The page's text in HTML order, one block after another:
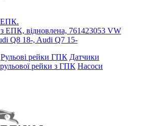
ЕПК.
з ЕПК, відновлена, 761423053 VW
Q8 18-, Audi Q7 15-
Рульові рейки ГПК Датчики
рейки з ГПК Насоси